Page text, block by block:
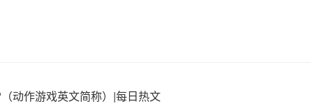
动作游戏英文简称）|每日热文